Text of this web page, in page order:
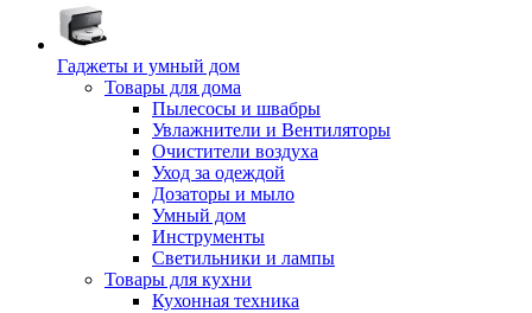
Гаджеты и умный дом
Товары для дома
Пылесосы и швабры
Увлажнители и Вентиляторы
Очистители воздуха
Уход за одеждой
Дозаторы и мыло
Умный дом
Инструменты
Светильники и лампы
Товары для кухни
Кухонная техника